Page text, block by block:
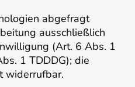
abgefragt
ausschließlich
(Art. 6 Abs. 1
1 TDDDG); die
widerrufbar.